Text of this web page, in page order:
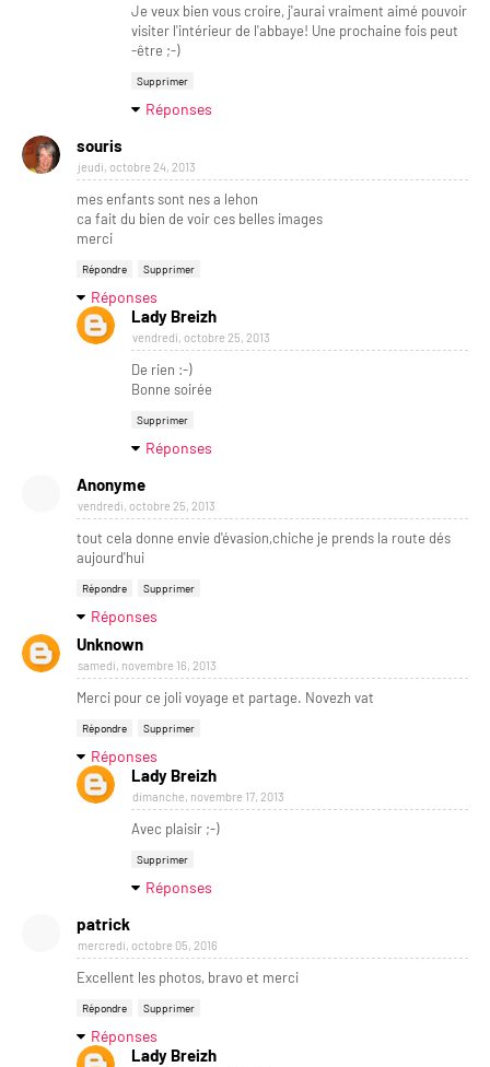
Je veux bien vous croire, j'aurai vraiment aimé pouvoir
visiter l'intérieur de l'abbaye! Une prochaine fois peut
-être ;-)
Supprimer
Réponses
souris
jeudi, octobre 24, 2013
mes enfants sont nes a lehon
ca fait du bien de voir ces belles images
merci
Répondre Supprimer
Réponses
Lady Breizh
vendredi, octobre 25, 2013
De rien :-)
Bonne soirée
Supprimer
Réponses
Anonyme
vendredi, octobre 25, 2013
tout cela donne envie d'évasion,chiche je prends la route dés
aujourd'hui
Répondre Supprimer
Réponses
Unknown
samedi, novembre 16, 2013
Merci pour ce joli voyage et partage. Novezh vat
Répondre Supprimer
Réponses
Lady Breizh
dimanche, novembre 17, 2013
Avec plaisir ;-)
Supprimer
Réponses
patrick
mercredi, octobre 05, 2016
Excellent les photos, bravo et merci
Répondre Supprimer
Réponses
Lady Breizh